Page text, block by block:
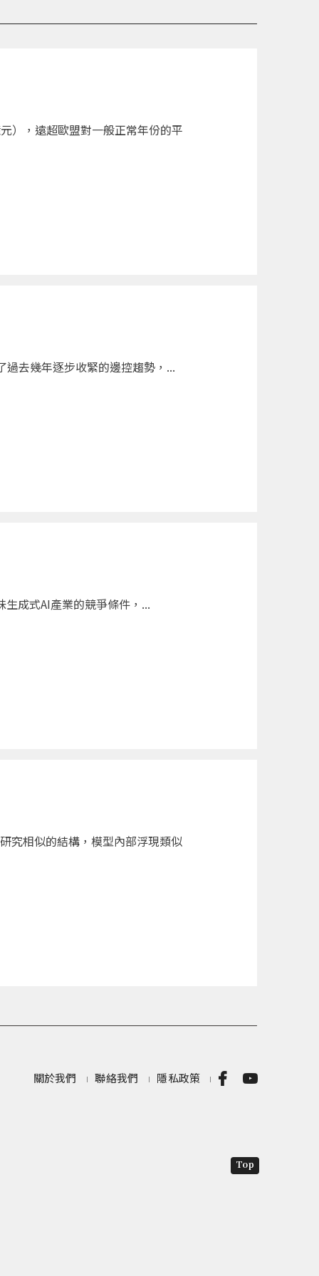
），遠超歐盟對一般正常年份的平
去幾年逐步收緊的邊控趨勢，...
成式AI產業的競爭條件，...
究相似的結構，模型內部浮現類似
關於我們 聯絡我們 隱私政策
Top